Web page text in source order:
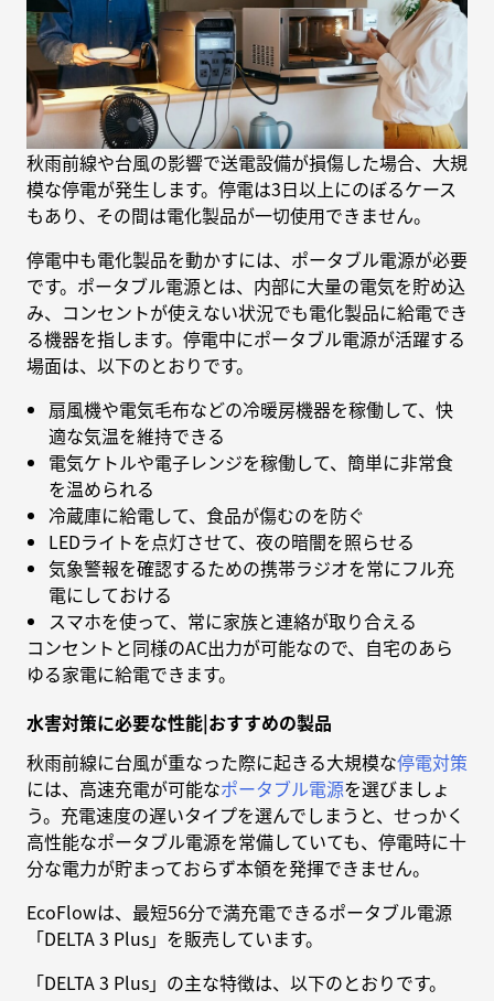
秋雨前線や台風の影響で送電設備が損傷した場合、大規
模な停電が発生します。停電は3日以上にのぼるケース
もあり、その間は電化製品が一切使用できません。
停電中も電化製品を動かすには、ポータブル電源が必要
です。ポータブル電源とは、内部に大量の電気を貯め込
み、コンセントが使えない状況でも電化製品に給電でき
る機器を指します。停電中にポータブル電源が活躍する
場面は、以下のとおりです。
扇風機や電気毛布などの冷暖房機器を稼働して、快
適な気温を維持できる
電気ケトルや電子レンジを稼働して、簡単に非常食
を温められる
冷蔵庫に給電して、食品が傷むのを防ぐ
LEDライトを点灯させて、夜の暗闇を照らせる
気象警報を確認するための携帯ラジオを常にフル充
電にしておける
スマホを使って、常に家族と連絡が取り合える
コンセントと同様のAC出力が可能なので、自宅のあら
ゆる家電に給電できます。
水害対策に必要な性能|おすすめの製品
秋雨前線に台風が重なった際に起きる大規模な停電対策
には、高速充電が可能なポータブル電源を選びましょ
う。充電速度の遅いタイプを選んでしまうと、せっかく
高性能なポータブル電源を常備していても、停電時に十
分な電力が貯まっておらず本領を発揮できません。
EcoFlowは、最短56分で満充電できるポータブル電源
「DELTA 3 Plus」を販売しています。
「DELTA 3 Plus」の主な特徴は、以下のとおりです。